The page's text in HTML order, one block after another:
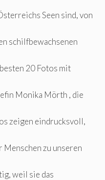
Seen sind, von
schilfbewachsenen
20 Fotos mit
Monika Mörth , die
zeigen eindrucksvoll,
zu unseren
weil sie das